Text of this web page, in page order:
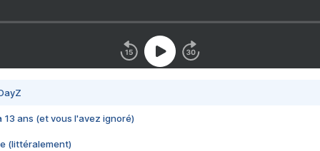
13 ans (et vous l'avez ignoré)
(littéralement)